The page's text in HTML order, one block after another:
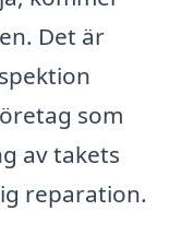
Det är
som
av takets
reparation.